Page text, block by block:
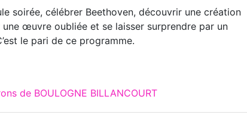
soirée, célébrer Beethoven, découvrir une création
œuvre oubliée et se laisser surprendre par un
le pari de ce programme.
de BOULOGNE BILLANCOURT